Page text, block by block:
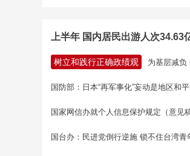
上半年 国内居民出游人次34.63
树立和践行正确政绩观 为基层减负
国防部：日本“再军事化”妄动是地区和
国家网信办就个人信息保护规定（意见
国台办：民进党倒行逆施 锁不住台湾青